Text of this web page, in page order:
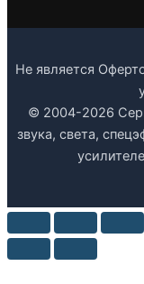
Не является
© 2004-2026
звука, света,